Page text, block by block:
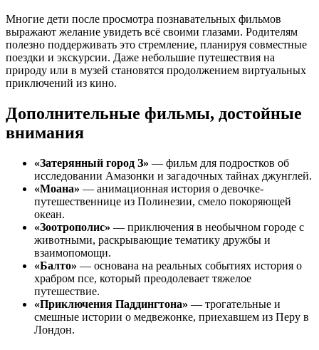
Многие дети после просмотра познавательных фильмов
выражают желание увидеть всё своими глазами. Родителям
полезно поддерживать это стремление, планируя совместные
поездки и экскурсии. Даже небольшие путешествия на
природу или в музей становятся продолжением виртуальных
приключений из кино.
Дополнительные фильмы, достойные
внимания
«Затерянный город З» — фильм для подростков об
исследовании Амазонки и загадочных тайнах джунглей.
«Моана» — анимационная история о девочке-
путешественнице из Полинезии, смело покоряющей
океан.
«Зоотрополис» — приключения в необычном городе с
животными, раскрывающие тематику дружбы и
взаимопомощи.
«Балто» — основана на реальных событиях история о
храбром псе, который преодолевает тяжелое
путешествие.
«Приключения Паддингтона» — трогательные и
смешные истории о медвежонке, приехавшем из Перу в
Лондон.